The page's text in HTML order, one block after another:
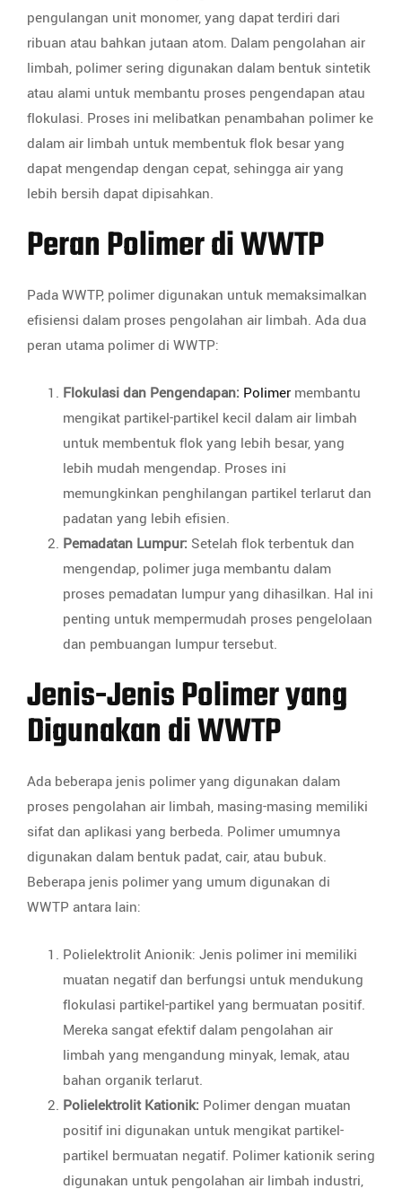
pengulangan unit monomer, yang dapat terdiri dari
ribuan atau bahkan jutaan atom. Dalam pengolahan air
limbah, polimer sering digunakan dalam bentuk sintetik
atau alami untuk membantu proses pengendapan atau
flokulasi. Proses ini melibatkan penambahan polimer ke
dalam air limbah untuk membentuk flok besar yang
dapat mengendap dengan cepat, sehingga air yang
lebih bersih dapat dipisahkan.
Peran Polimer di WWTP
Pada WWTP, polimer digunakan untuk memaksimalkan
efisiensi dalam proses pengolahan air limbah. Ada dua
peran utama polimer di WWTP:
Flokulasi dan Pengendapan: Polimer membantu
mengikat partikel-partikel kecil dalam air limbah
untuk membentuk flok yang lebih besar, yang
lebih mudah mengendap. Proses ini
memungkinkan penghilangan partikel terlarut dan
padatan yang lebih efisien.
Pemadatan Lumpur: Setelah flok terbentuk dan
mengendap, polimer juga membantu dalam
proses pemadatan lumpur yang dihasilkan. Hal ini
penting untuk mempermudah proses pengelolaan
dan pembuangan lumpur tersebut.
Jenis-Jenis Polimer yang
Digunakan di WWTP
Ada beberapa jenis polimer yang digunakan dalam
proses pengolahan air limbah, masing-masing memiliki
sifat dan aplikasi yang berbeda. Polimer umumnya
digunakan dalam bentuk padat, cair, atau bubuk.
Beberapa jenis polimer yang umum digunakan di
WWTP antara lain:
Polielektrolit Anionik: Jenis polimer ini memiliki
muatan negatif dan berfungsi untuk mendukung
flokulasi partikel-partikel yang bermuatan positif.
Mereka sangat efektif dalam pengolahan air
limbah yang mengandung minyak, lemak, atau
bahan organik terlarut.
Polielektrolit Kationik: Polimer dengan muatan
positif ini digunakan untuk mengikat partikel-
partikel bermuatan negatif. Polimer kationik sering
digunakan untuk pengolahan air limbah industri,